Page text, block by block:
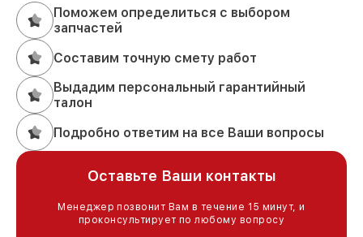
Поможем определиться с выбором
запчастей
Составим точную смету работ
Выдадим персональный гарантийный
талон
Подробно ответим на все Ваши вопросы
Оставьте Ваши контакты
Менеджер позвонит Вам в течение 15 минут, и
проконсультирует по любому вопросу